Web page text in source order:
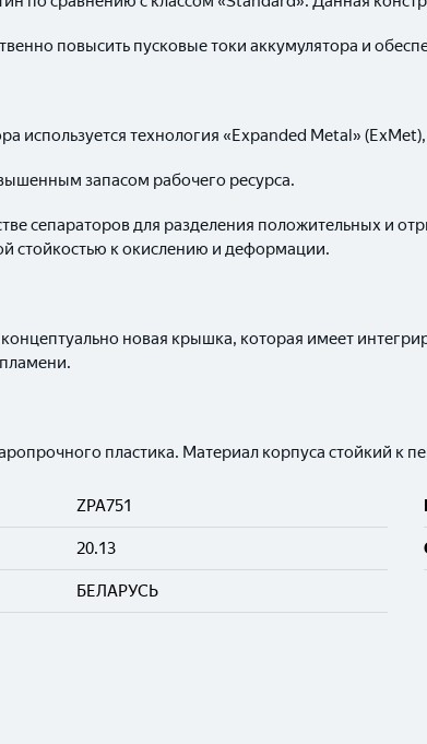
повысить пусковые токи аккумулятора и
используется технология «Expanded Metal»
запасом рабочего ресурса.
сепараторов для разделения положительных и
стойкостью к окислению и деформации.
концептуально новая крышка, которая имеет
пластика. Материал корпуса стойкий к
ZPA751
20.13
БЕЛАРУСЬ